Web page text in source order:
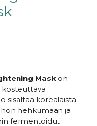
Mask on
kosteuttava
sisältää korealaista
hehkumaan ja
fermentoidut